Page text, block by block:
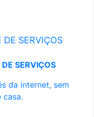
SERVIÇOS
SERVIÇOS
da internet, sem
casa.